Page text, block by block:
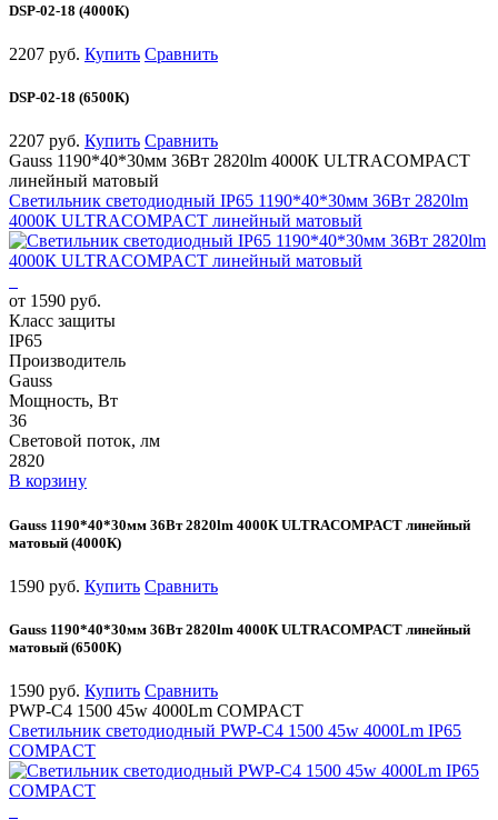
DSP-02-18 (4000К)
2207 руб. Купить Сравнить
DSP-02-18 (6500К)
2207 руб. Купить Сравнить
Gauss 1190*40*30мм 36Вт 2820lm 4000К ULTRACOMPACT
линейный матовый
Светильник светодиодный IP65 1190*40*30мм 36Вт 2820lm
4000К ULTRACOMPACT линейный матовый
от 1590 руб.
Класс защиты
IP65
Производитель
Gauss
Мощность, Вт
36
Световой поток, лм
2820
В корзину
Gauss 1190*40*30мм 36Вт 2820lm 4000К ULTRACOMPACT линейный
матовый (4000К)
1590 руб. Купить Сравнить
Gauss 1190*40*30мм 36Вт 2820lm 4000К ULTRACOMPACT линейный
матовый (6500К)
1590 руб. Купить Сравнить
PWP-С4 1500 45w 4000Lm COMPACT
Светильник светодиодный PWP-С4 1500 45w 4000Lm IP65
COMPACT